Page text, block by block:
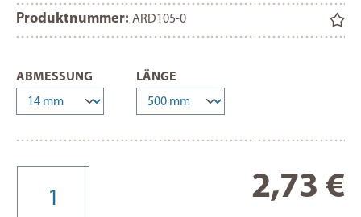
Produktnummer: ARD105-0
ABMESSUNG AUSWÄHLEN
LÄNGE
2,73 €